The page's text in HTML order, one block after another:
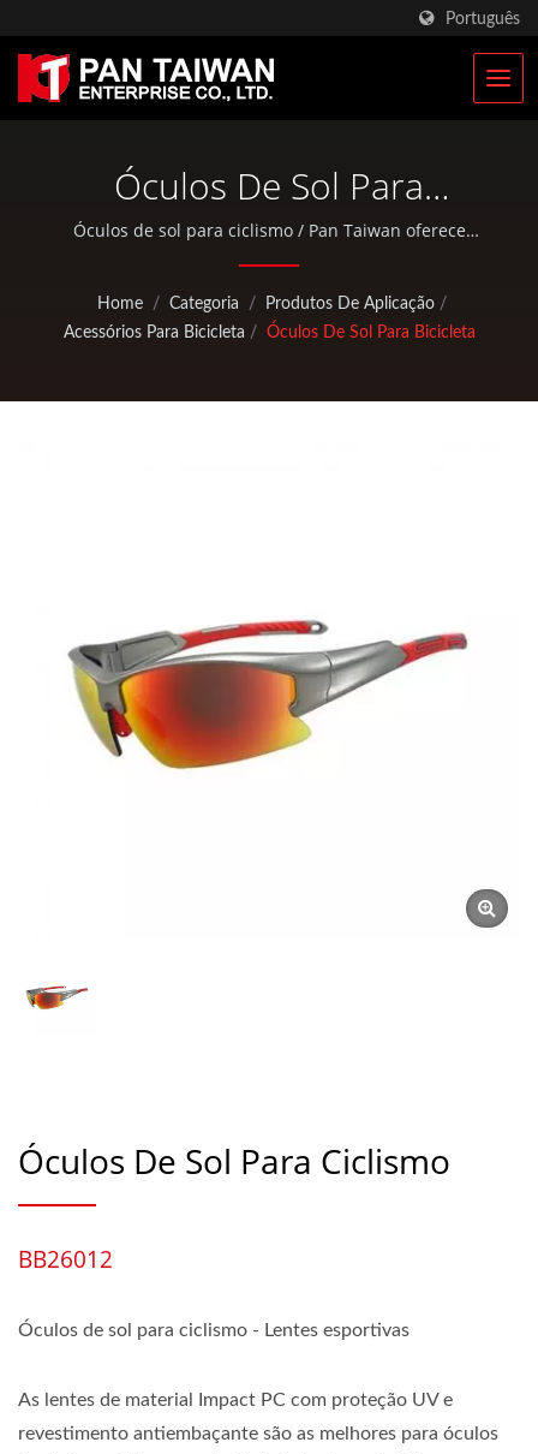
Português
Óculos De Sol Para
Ciclismo - Lentes
Esportivas | Fabricante De
Bolsas Táticas Militares &
Óculos de sol para ciclismo / Pan Taiwan oferece
serviços OEM / ODM, como Serviço de Injeção Plástica,
bolsas EDC e peças padrão para bicicletas e atividades
ao ar livre.
Home / Categoria / Produtos De Aplicação /
Acessórios Para Bicicleta / Óculos De Sol Para Bicicleta
Óculos De Sol Para Ciclismo
BB26012
Óculos de sol para ciclismo - Lentes esportivas
As lentes de material Impact PC com proteção UV e
revestimento antiembaçante são as melhores para óculos